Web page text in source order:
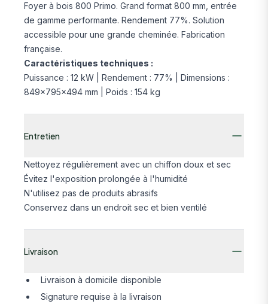
Foyer à bois 800 Primo. Grand format 800 mm, entrée
de gamme performante. Rendement 77%. Solution
accessible pour une grande cheminée. Fabrication
française.
Caractéristiques techniques :
Puissance : 12 kW | Rendement : 77% | Dimensions :
849×795×494 mm | Poids : 154 kg
Entretien
Nettoyez régulièrement avec un chiffon doux et sec
Évitez l'exposition prolongée à l'humidité
N'utilisez pas de produits abrasifs
Conservez dans un endroit sec et bien ventilé
Livraison
Livraison à domicile disponible
Signature requise à la livraison